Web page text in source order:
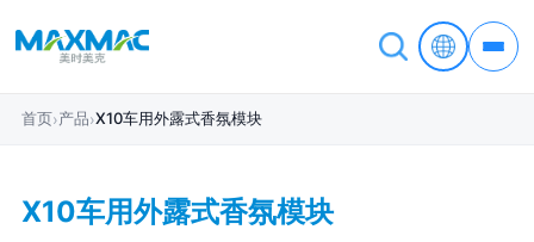
首页›产品›X10车用外露式香氛模块
X10车用外露式香氛模块